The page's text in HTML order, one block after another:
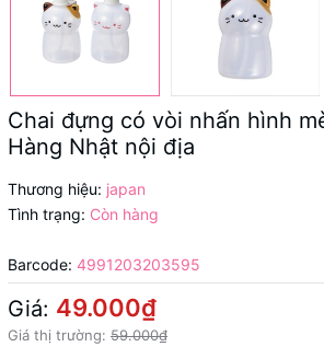
Chai đựng có vòi nhấn hình
Hàng Nhật nội địa
Thương hiệu: japan
Tình trạng: Còn hàng
Barcode: 4991203203595
Giá: 49.000₫
Giá thị trường: 59.000₫